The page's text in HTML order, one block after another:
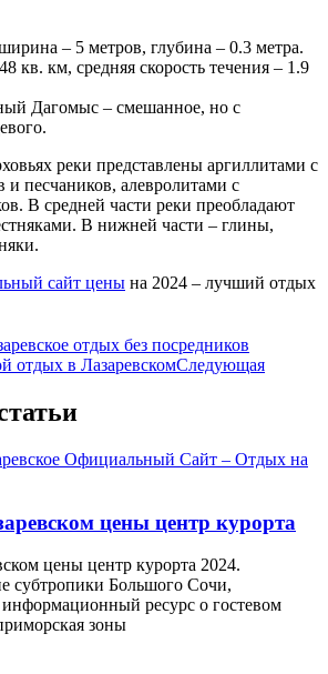
– 5 метров, глубина – 0.3 метра.
кв. км, средняя скорость течения – 1.9
Дагомыс – смешанное, но с
реки представлены аргиллитами с
и песчаников, алевролитами с
В средней части реки преобладают
В нижней части – глины,
сайт цены на 2024 – лучший отдых
отдых без посредников
отдых в ЛазаревскомСледующая
цены центр курорта
цены центр курорта 2024.
субтропики Большого Сочи,
ресурс о гостевом
зоны